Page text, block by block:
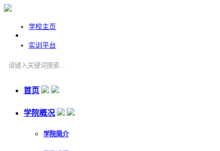
学校主页
实训平台
首页
学院概况
学院简介